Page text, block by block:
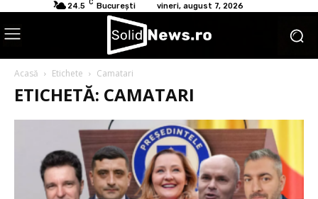
24.5 C București vineri, august 7, 2026
Acasă Etichete Camatari
ETICHETĂ: CAMATARI